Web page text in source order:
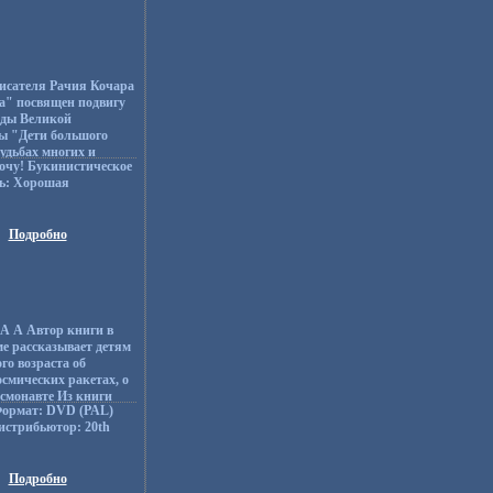
Рачия Кочара
посвящен подвигу
Великой
"Дети большого
многих и
на
потоке
пристально
его глазами
народом путь
создал
художественной
воинов -
Рачия Кочар.
Букинистическое
Хорошая
1983 г Твердый
100000 экз
мм) инфо
Подробно
А Автор книги в
рассказывает детям
возраста об
ракетах, о
Из книги
черты
в себе
этой профессией
с детьми Автор
DVD (PAL)
20th
код: 5
9 (2 слоя)
/
Подробно